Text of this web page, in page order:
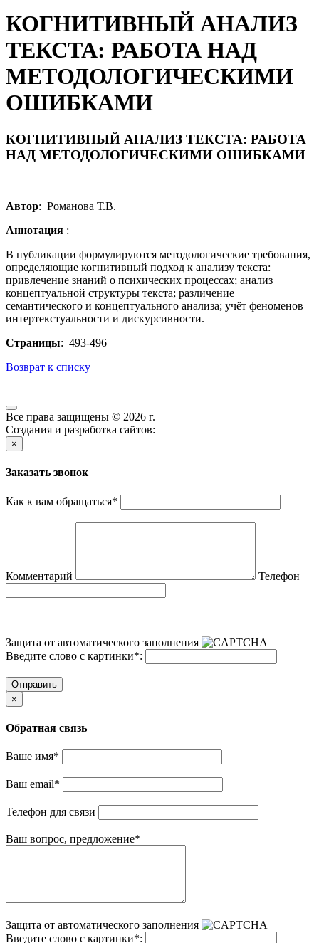
КОГНИТИВНЫЙ АНАЛИЗ
ТЕКСТА: РАБОТА НАД
МЕТОДОЛОГИЧЕСКИМИ
ОШИБКАМИ
КОГНИТИВНЫЙ АНАЛИЗ ТЕКСТА: РАБОТА
НАД МЕТОДОЛОГИЧЕСКИМИ ОШИБКАМИ
Автор: Романова Т.В.
Аннотация :
В публикации формулируются методологические требования,
определяющие когнитивный подход к анализу текста:
привлечение знаний о психических процессах; анализ
концептуальной структуры текста; различение
семантического и концептуального анализа; учёт феноменов
интертекстуальности и дискурсивности.
Страницы: 493-496
Возврат к списку
Все права защищены © 2026 г.
Создания и разработка сайтов:
×
Заказать звонок
Как к вам обращаться*
Комментарий Телефон
Защита от автоматического заполнения
Введите слово с картинки*:
Отправить
×
Обратная связь
Ваше имя*
Ваш email*
Телефон для связи
Ваш вопрос, предложение*
Защита от автоматического заполнения
Введите слово с картинки*: